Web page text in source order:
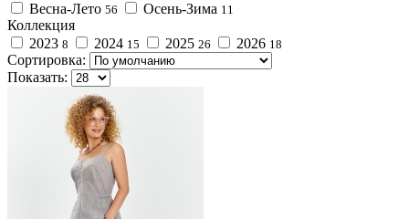
Весна-Лето 56 Осень-Зима 11
Коллекция
2023 8 2024 15 2025 26 2026 18
Сортировка:
Показать: